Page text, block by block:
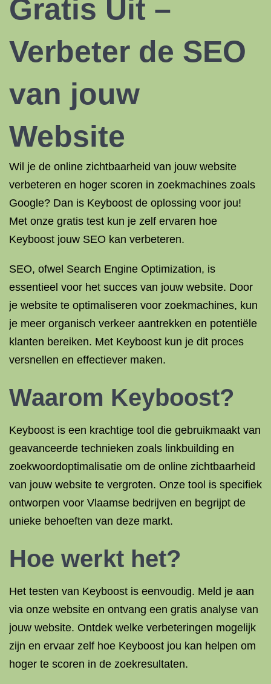
Gratis Uit –
Verbeter de SEO
van jouw
Website
Wil je de online zichtbaarheid van jouw website
verbeteren en hoger scoren in zoekmachines zoals
Google? Dan is Keyboost de oplossing voor jou!
Met onze gratis test kun je zelf ervaren hoe
Keyboost jouw SEO kan verbeteren.
SEO, ofwel Search Engine Optimization, is
essentieel voor het succes van jouw website. Door
je website te optimaliseren voor zoekmachines, kun
je meer organisch verkeer aantrekken en potentiële
klanten bereiken. Met Keyboost kun je dit proces
versnellen en effectiever maken.
Waarom Keyboost?
Keyboost is een krachtige tool die gebruikmaakt van
geavanceerde technieken zoals linkbuilding en
zoekwoordoptimalisatie om de online zichtbaarheid
van jouw website te vergroten. Onze tool is specifiek
ontworpen voor Vlaamse bedrijven en begrijpt de
unieke behoeften van deze markt.
Hoe werkt het?
Het testen van Keyboost is eenvoudig. Meld je aan
via onze website en ontvang een gratis analyse van
jouw website. Ontdek welke verbeteringen mogelijk
zijn en ervaar zelf hoe Keyboost jou kan helpen om
hoger te scoren in de zoekresultaten.